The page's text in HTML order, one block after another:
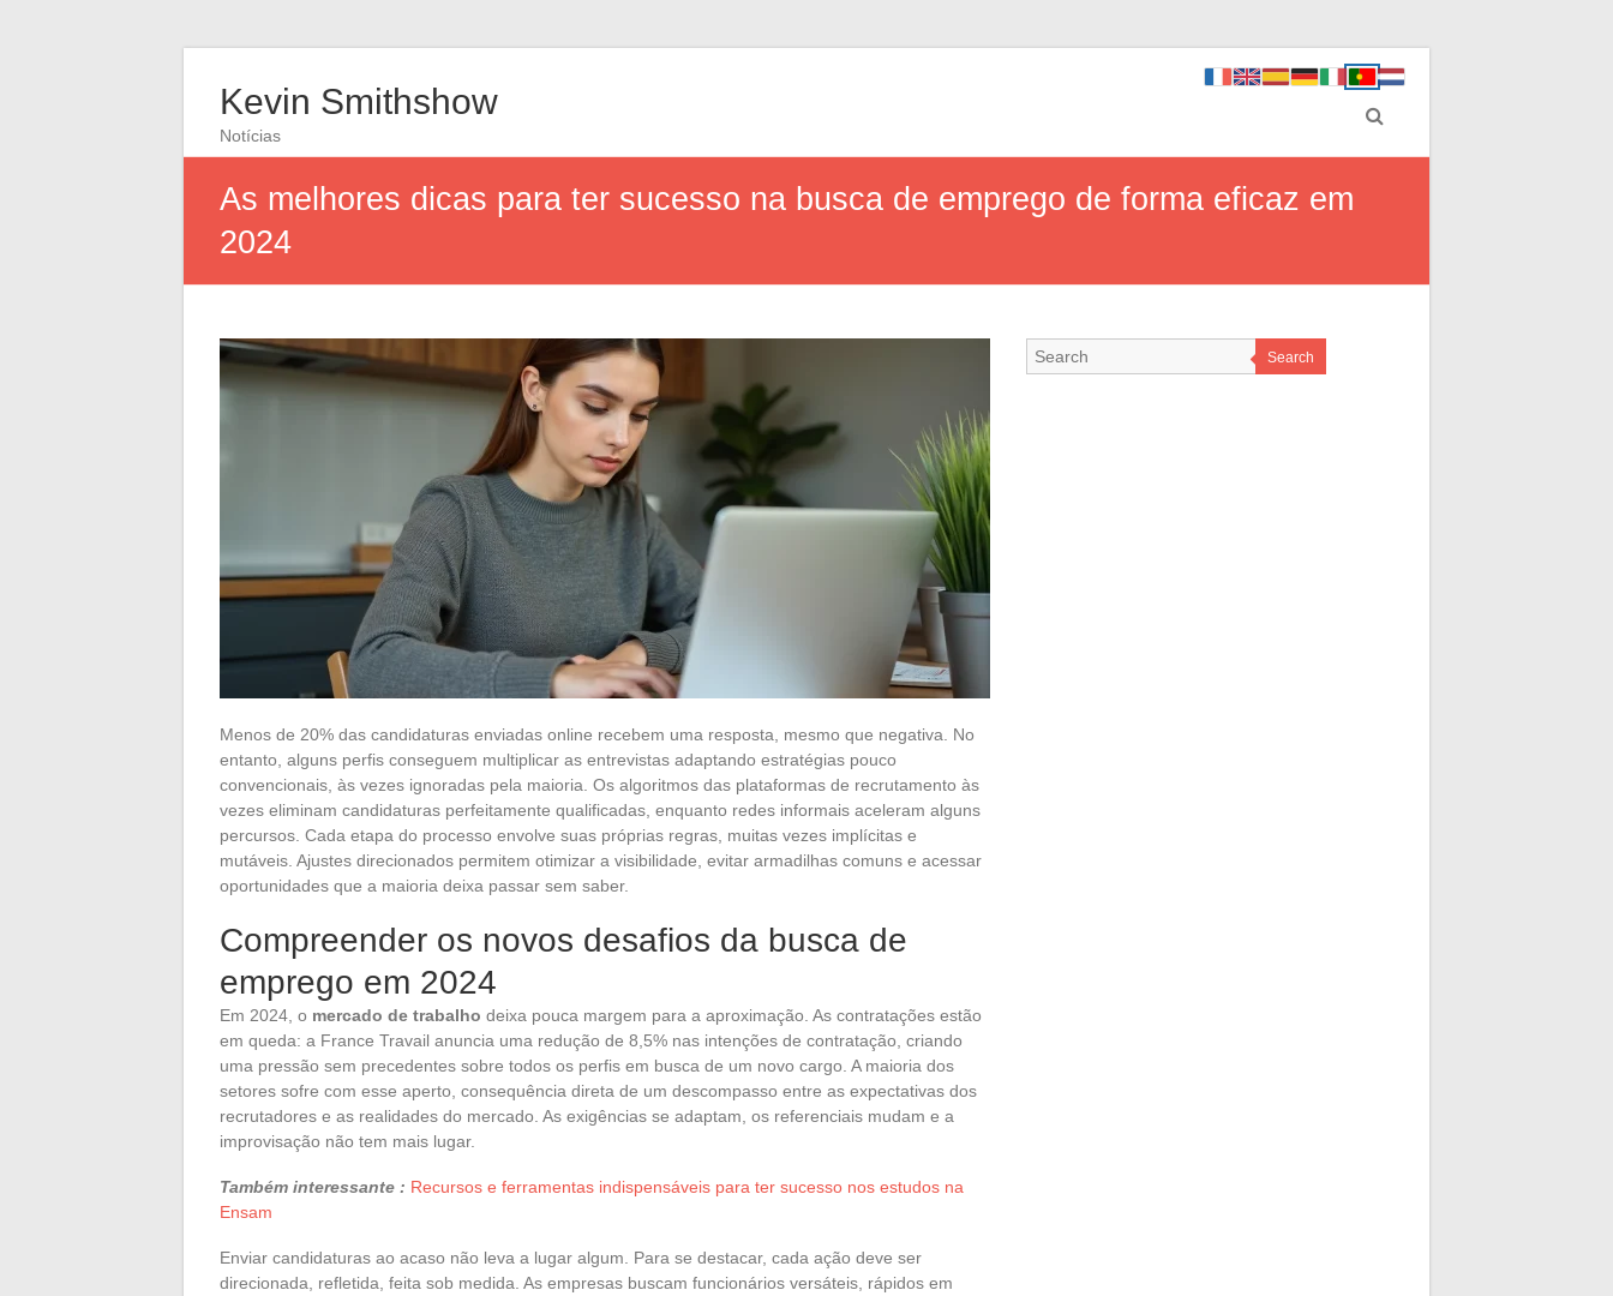
Kevin Smithshow
Notícias
As melhores dicas para ter sucesso na busca de emprego de forma eficaz em
2024
Menos de 20% das candidaturas enviadas online recebem uma resposta, mesmo que negativa. No
entanto, alguns perfis conseguem multiplicar as entrevistas adaptando estratégias pouco
convencionais, às vezes ignoradas pela maioria. Os algoritmos das plataformas de recrutamento às
vezes eliminam candidaturas perfeitamente qualificadas, enquanto redes informais aceleram alguns
percursos. Cada etapa do processo envolve suas próprias regras, muitas vezes implícitas e
mutáveis. Ajustes direcionados permitem otimizar a visibilidade, evitar armadilhas comuns e acessar
oportunidades que a maioria deixa passar sem saber.
Compreender os novos desafios da busca de
emprego em 2024
Em 2024, o mercado de trabalho deixa pouca margem para a aproximação. As contratações estão
em queda: a France Travail anuncia uma redução de 8,5% nas intenções de contratação, criando
uma pressão sem precedentes sobre todos os perfis em busca de um novo cargo. A maioria dos
setores sofre com esse aperto, consequência direta de um descompasso entre as expectativas dos
recrutadores e as realidades do mercado. As exigências se adaptam, os referenciais mudam e a
improvisação não tem mais lugar.
Também interessante : Recursos e ferramentas indispensáveis para ter sucesso nos estudos na
Ensam
Enviar candidaturas ao acaso não leva a lugar algum. Para se destacar, cada ação deve ser
direcionada, refletida, feita sob medida. As empresas buscam funcionários versáteis, rápidos em
Search